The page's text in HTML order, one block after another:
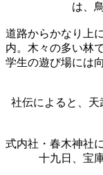
は、
道路からかなり上
内。木々の多い林
学生の遊び場には
社伝によると、天
式内社・春木神社
十九日、宝